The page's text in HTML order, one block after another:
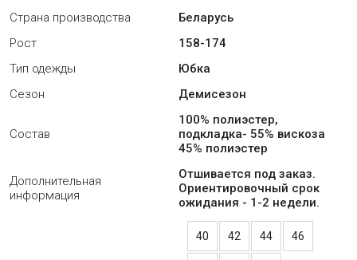
Страна производства
Беларусь
Рост
158-174
Тип одежды
Юбка
Сезон
Демисезон
Состав
100% полиэстер,
подкладка- 55% вискоза
45% полиэстер
Дополнительная
информация
Отшивается под заказ.
Ориентировочный срок
ожидания - 1-2 недели.
40 42 44 46